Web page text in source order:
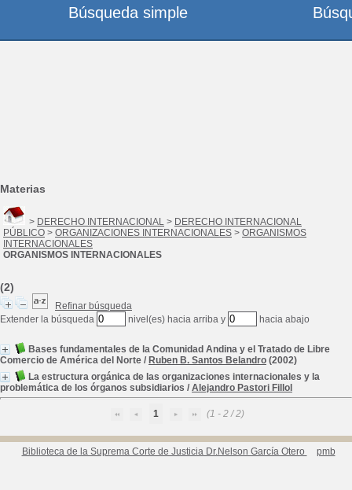
Materias
> DERECHO INTERNACIONAL > DERECHO INTERNACIONAL
PÚBLICO > ORGANIZACIONES INTERNACIONALES > ORGANISMOS
INTERNACIONALES
ORGANISMOS INTERNACIONALES
(2)
Refinar búsqueda
Extender la búsqueda
nivel(es) hacia arriba y hacia abajo
Bases fundamentales de la Comunidad Andina y el Tratado de Libre
Comercio de América del Norte / Ruben B. Santos Belandro (2002)
La estructura orgánica de las organizaciones internacionales y la
problemática de los órganos subsidiarios / Alejandro Pastori Fillol
1 (1 - 2 / 2)
Biblioteca de la Suprema Corte de Justicia Dr.Nelson García Otero pmb
Búsqueda simple